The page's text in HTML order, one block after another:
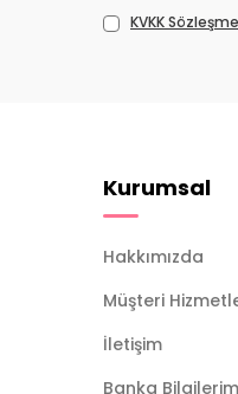
KVKK
Kurumsal
Hakkımızda
Müşteri
İletişim
Banka